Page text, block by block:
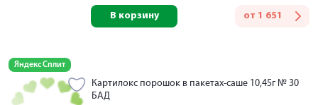
от 1 651
В корзину
Яндекс Сплит
Картилокс порошок в пакетах-саше 10,45г № 30
БАД